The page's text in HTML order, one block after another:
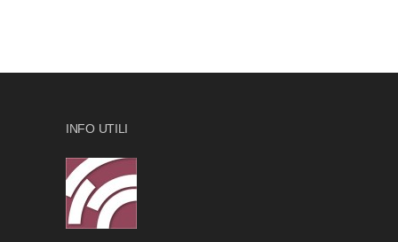
INFO UTILI